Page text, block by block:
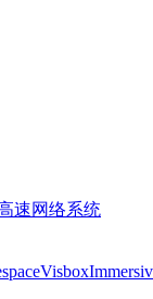
速网络系统
Visbox